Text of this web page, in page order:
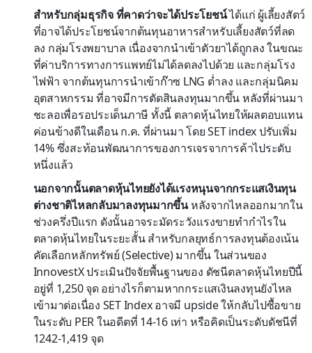
สำหรับกลุ่มธุรกิจ ที่คาดว่าจะได้ประโยชน์ได้แก่ ผู้เลี้ยงสัตว์
ที่อาจได้ประโยชน์จากต้นทุนอาหารสำหรับเลี้ยงสัตว์ที่ลด
ลง กลุ่มโรงพยาบาล เนื่องจากนำเข้าตัวยาได้ถูกลง ในขณะ
ที่ค่าบริการทางการแพทย์ไม่ได้ลดลงไปด้วย และกลุ่มโรง
ไฟฟ้า จากต้นทุนการนำเข้าก๊าซ LNG ต่ำลง และกลุ่มนิคม
อุตสาหกรรม ที่อาจมีการตัดสินลงทุนมากขึ้น หลังที่ผ่านมา
ชะลอเพื่อรอประเด็นภาษี ทั้งนี้ ตลาดหุ้นไทยให้ผลตอบแทน
ค่อนข้างดีในเดือน ก.ค. ที่ผ่านมา โดย SET index ปรับเพิ่ม
14% ซึ่งสะท้อนพัฒนาการของการเจรจาการค้าไประดับ
หนึ่งแล้ว
นอกจากนั้นตลาดหุ้นไทยยังได้แรงหนุนจากกระแสเงินทุน
ต่างชาติไหลกลับมาลงทุนมากขึ้นหลังจากไหลออกมากใน
ช่วงครึ่งปีแรก ดังนั้นอาจระมัดระวังแรงขายทำกำไรใน
ตลาดหุ้นไทยในระยะสั้น สำหรับกลยุทธ์การลงทุนต้องเน้น
คัดเลือกหลักทรัพย์ (Selective) มากขึ้น ในส่วนของ
InnovestX ประเมินปัจจัยพื้นฐานของ ดัชนีตลาดหุ้นไทยปีนี้
อยู่ที่ 1,250 จุด อย่างไรก็ตามหากกระแสเงินลงทุนยังไหล
เข้ามาต่อเนื่อง SET Index อาจมี upside ให้กลับไปซื้อขาย
ในระดับ PER ในอดีตที่ 14-16 เท่า หรือคิดเป็นระดับดัชนีที่
1242-1,419 จุด